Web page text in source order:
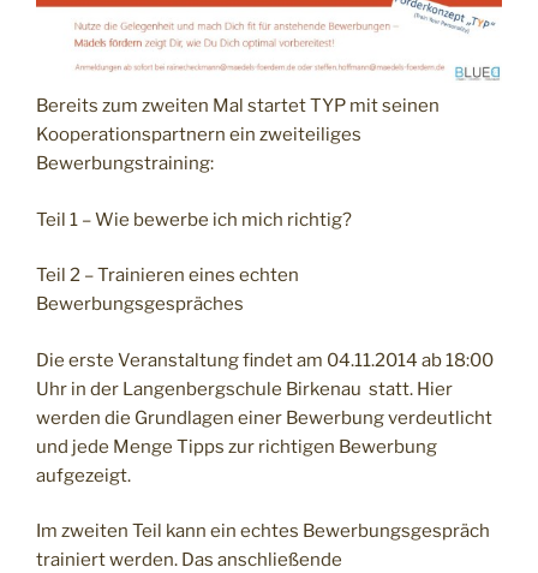
Bereits zum zweiten Mal startet TYP mit seinen
Kooperationspartnern ein zweiteiliges
Bewerbungstraining:
Teil 1 – Wie bewerbe ich mich richtig?
Teil 2 – Trainieren eines echten
Bewerbungsgespräches
Die erste Veranstaltung findet am 04.11.2014 ab 18:00
Uhr in der Langenbergschule Birkenau statt. Hier
werden die Grundlagen einer Bewerbung verdeutlicht
und jede Menge Tipps zur richtigen Bewerbung
aufgezeigt.
Im zweiten Teil kann ein echtes Bewerbungsgespräch
trainiert werden. Das anschließende